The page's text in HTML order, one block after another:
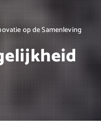
op de Samenleving